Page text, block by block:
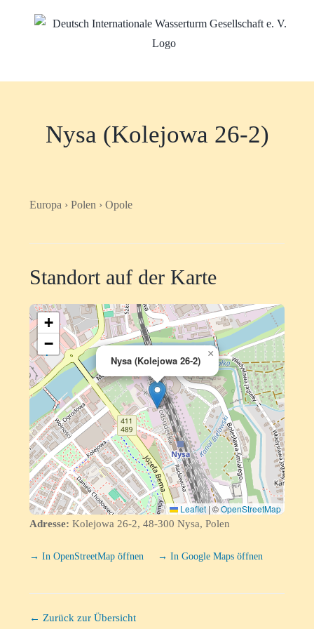
Nysa (Kolejowa 26-2)
Europa › Polen › Opole
Standort auf der Karte
Nysa (Kolejowa 26-2)
×
+
−
Leaflet | ©OpenStreetMap
Adresse: Kolejowa 26-2, 48-300 Nysa, Polen
→ In OpenStreetMap öffnen → In Google Maps öffnen
← Zurück zur Übersicht